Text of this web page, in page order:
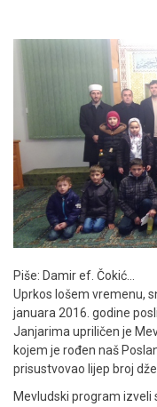
Piše: Damir ef. Čokić…
Uprkos lošem vremenu,
januara 2016. godine
Janjarima upriličen je
kojem je rođen naš
prisustvovao lijep broj
Mevludski program